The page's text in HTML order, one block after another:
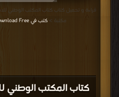
كتاب المكتب الوطني
مكتبة > كتب في Download Free